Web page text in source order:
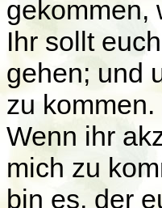
gekommen,
Ihr sollt
gehen; und
zu kommen.
Wenn ihr
mich zu
bin es, der